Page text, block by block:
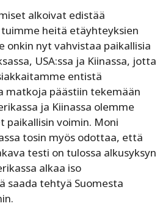
alkoivat edistää
heitä etäyhteyksien
onkin nyt vahvistaa paikallisia
USA:ssa ja Kiinassa, jotta
entistä
matkoja päästiin tekemään
ja Kiinassa olemme
paikallisin voimin. Moni
tosin myös odottaa, että
testi on tulossa alkusyksyn
alkaa iso
saada tehtyä Suomesta